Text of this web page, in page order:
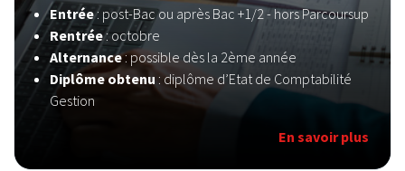
Entrée:post-Bac ou après Bac +1/2 - hors Parcoursup
Rentrée: octobre
Alternance: possible dès la 2ème année
Diplôme obtenu : diplôme d’Etat de Comptabilité
Gestion
En savoir plus